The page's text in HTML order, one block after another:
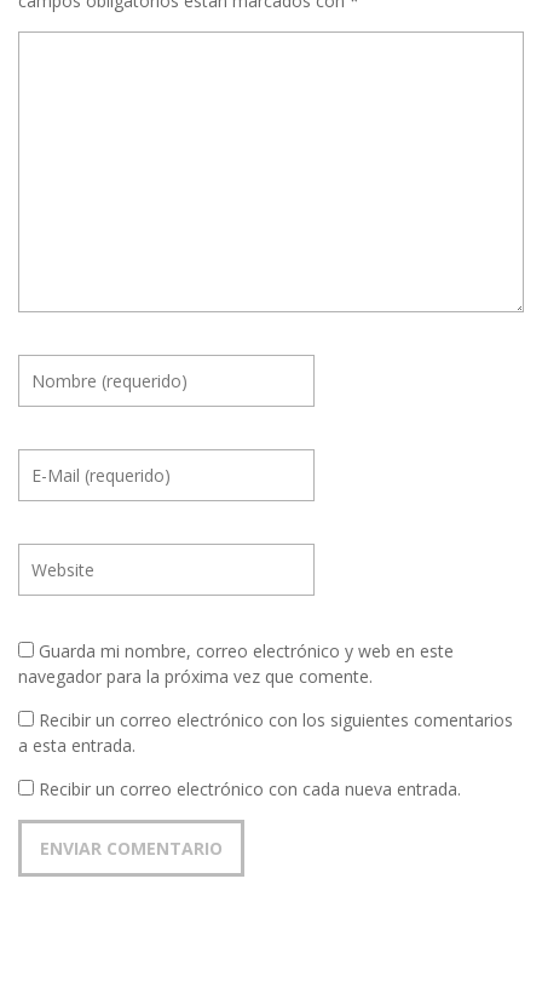
Guarda mi nombre, correo electrónico y web en este
navegador para la próxima vez que comente.
Recibir un correo electrónico con los siguientes comentarios
a esta entrada.
Recibir un correo electrónico con cada nueva entrada.